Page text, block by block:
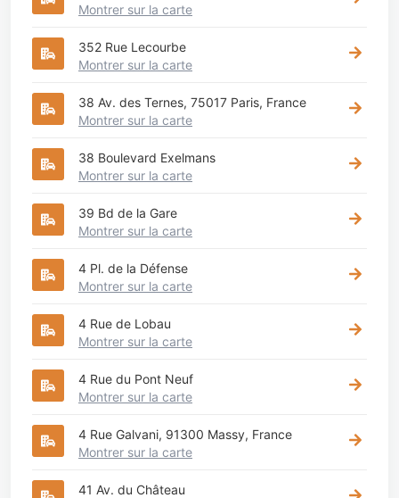
Montrer sur la carte
352 Rue Lecourbe
Montrer sur la carte
38 Av. des Ternes, 75017 Paris, France
Montrer sur la carte
38 Boulevard Exelmans
Montrer sur la carte
39 Bd de la Gare
Montrer sur la carte
4 Pl. de la Défense
Montrer sur la carte
4 Rue de Lobau
Montrer sur la carte
4 Rue du Pont Neuf
Montrer sur la carte
4 Rue Galvani, 91300 Massy, France
Montrer sur la carte
41 Av. du Château